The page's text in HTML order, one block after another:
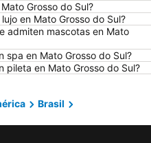
Hoteles en Foz de Iguazú
Hoteles en Punta del Diablo
Hoteles en Maldonado
Hoteles en Departamento de Colonia
Hoteles en España
Grosso do Sul?
en Mato Grosso do Sul?
admiten mascotas en Mato
spa en Mato Grosso do Sul?
pileta en Mato Grosso do Sul?
Brasil